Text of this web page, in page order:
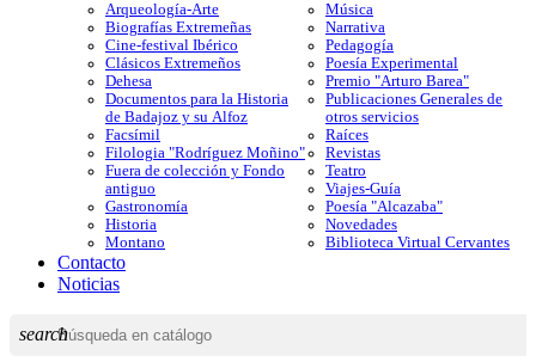
Arqueología-Arte
Biografías Extremeñas
Cine-festival Ibérico
Clásicos Extremeños
Dehesa
Documentos para la Historia
de Badajoz y su Alfoz
Facsímil
Filologia "Rodríguez Moñino"
Fuera de colección y Fondo
antiguo
Gastronomía
Historia
Montano
Música
Narrativa
Pedagogía
Poesía Experimental
Premio "Arturo Barea"
Publicaciones Generales de
otros servicios
Raíces
Revistas
Teatro
Viajes-Guía
Poesía "Alcazaba"
Novedades
Biblioteca Virtual Cervantes
Contacto
Noticias
search